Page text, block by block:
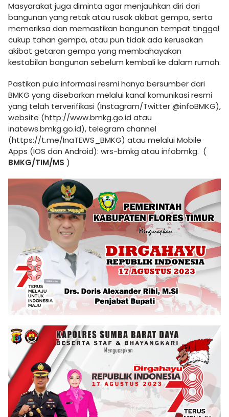
Masyarakat juga diminta agar menjauhkan diri dari
bangunan yang retak atau rusak akibat gempa, serta
memeriksa dan memastikan bangunan tempat tinggal
cukup tahan gempa, atau pun tidak ada kerusakan
akibat getaran gempa yang membahayakan
kestabilan bangunan sebelum kembali ke dalam rumah.
Pastikan pula informasi resmi hanya bersumber dari
BMKG yang disebarkan melalui kanal komunikasi resmi
yang telah terverifikasi (Instagram/Twitter @infoBMKG),
website (http://www.bmkg.go.id atau
inatews.bmkg.go.id), telegram channel
(https://t.me/InaTEWS_BMKG) atau melalui Mobile
Apps (IOS dan Android): wrs-bmkg atau infobmkg. (
BMKG/TIM/MS )